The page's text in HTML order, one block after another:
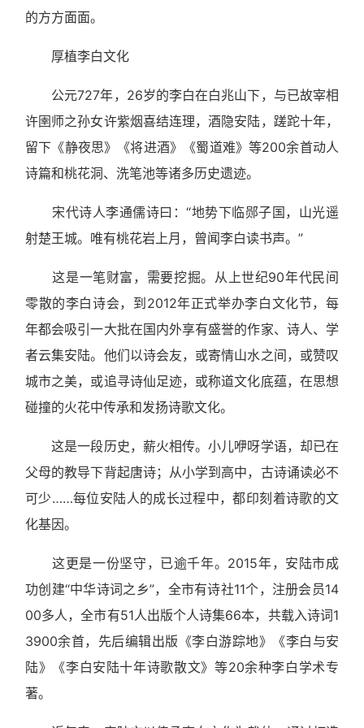
的方方面面。
厚植李白文化
公元727年，26岁的李白在白兆山下，与已故宰相
许圉师之孙女许紫烟喜结连理，酒隐安陆，蹉跎十年，
留下《静夜思》《将进酒》《蜀道难》等200余首动人
诗篇和桃花洞、洗笔池等诸多历史遗迹。
宋代诗人李通儒诗曰：“地势下临郧子国，山光遥
射楚王城。唯有桃花岩上月，曾闻李白读书声。”
这是一笔财富，需要挖掘。从上世纪90年代民间
零散的李白诗会，到2012年正式举办李白文化节，每
年都会吸引一大批在国内外享有盛誉的作家、诗人、学
者云集安陆。他们以诗会友，或寄情山水之间，或赞叹
城市之美，或追寻诗仙足迹，或称道文化底蕴，在思想
碰撞的火花中传承和发扬诗歌文化。
这是一段历史，薪火相传。小儿咿呀学语，却已在
父母的教导下背起唐诗；从小学到高中，古诗诵读必不
可少……每位安陆人的成长过程中，都印刻着诗歌的文
化基因。
这更是一份坚守，已逾千年。2015年，安陆市成
功创建“中华诗词之乡”，全市有诗社11个，注册会员14
00多人，全市有51人出版个人诗集66本，共载入诗词1
3900余首，先后编辑出版《李白游踪地》《李白与安
陆》《李白安陆十年诗歌散文》等20余种李白学术专
著。